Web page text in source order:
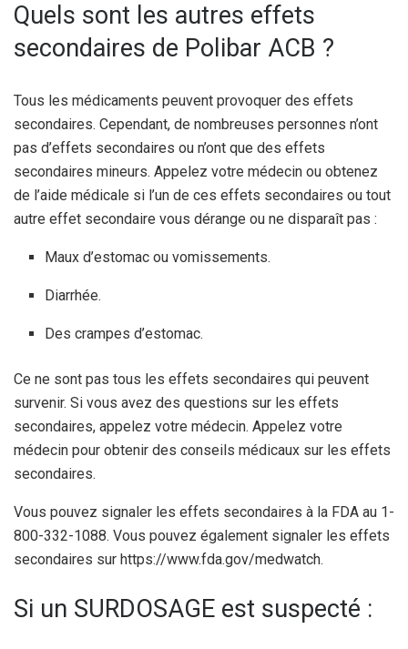
Quels sont les autres effets
secondaires de Polibar ACB ?
Tous les médicaments peuvent provoquer des effets
secondaires. Cependant, de nombreuses personnes n’ont
pas d’effets secondaires ou n’ont que des effets
secondaires mineurs. Appelez votre médecin ou obtenez
de l’aide médicale si l’un de ces effets secondaires ou tout
autre effet secondaire vous dérange ou ne disparaît pas :
Maux d’estomac ou vomissements.
Diarrhée.
Des crampes d’estomac.
Ce ne sont pas tous les effets secondaires qui peuvent
survenir. Si vous avez des questions sur les effets
secondaires, appelez votre médecin. Appelez votre
médecin pour obtenir des conseils médicaux sur les effets
secondaires.
Vous pouvez signaler les effets secondaires à la FDA au 1-
800-332-1088. Vous pouvez également signaler les effets
secondaires sur https://www.fda.gov/medwatch.
Si un SURDOSAGE est suspecté :